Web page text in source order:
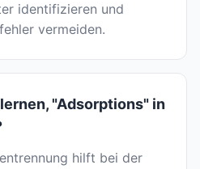
identifizieren und
vermeiden.
"Adsorptions" in
hilft bei der